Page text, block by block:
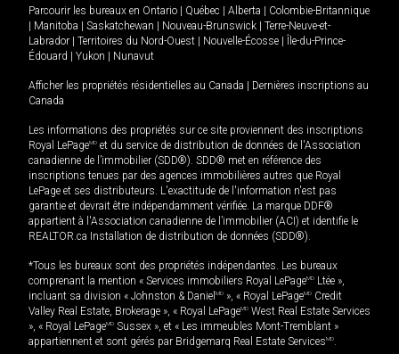
Parcourir les bureaux en Ontario Québec Alberta
Colombie-Britannique
Manitoba Saskatchewan Nouveau-Brunswick
Terre-Neuve-et-
Labrador
Territoires du Nord-Ouest Nouvelle-Écosse
Île-du-Prince-
Édouard
Yukon Nunavut
Afficher les propriétés résidentielles au Canada
Dernières inscriptions au
Canada
Les informations des propriétés sur ce site proviennent des inscriptions
Royal LePageMD et du service de distribution de données de l'Association
canadienne de l’immobilier (SDD®). SDD® met en référence des
inscriptions tenues par des agences immobilières autres que Royal
LePage et ses distributeurs. L'exactitude de l'information n'est pas
garantie et devrait être indépendamment vérifiée. La marque DDF®
appartient à l'Association canadienne de l’immobilier (ACI) et identifie le
REALTOR.ca Installation de distribution de données (SDD®).
*Tous les bureaux sont des propriétés indépendantes. Les bureaux
comprenant la mention « Services immobiliers Royal LePageMD Ltée »,
incluant sa division « Johnston & Daniel MD », « Royal LePageMD Credit
Valley Real Estate, Brokerage », « Royal LePageMD West Real Estate Services
», « Royal LePageMD Sussex », et « Les immeubles Mont-Tremblant »
appartiennent et sont gérés par Bridgemarq Real Estate ServicesMD.